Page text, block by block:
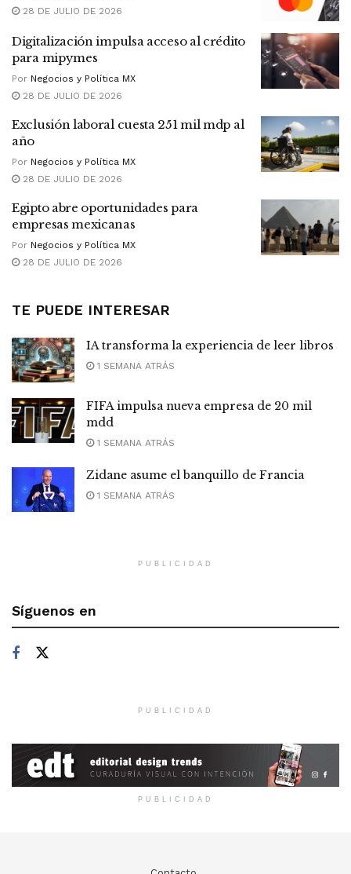
28 DE JULIO DE 2026
Digitalización impulsa acceso al crédito
para mipymes
Por Negocios y Política MX
28 DE JULIO DE 2026
Exclusión laboral cuesta 251 mil mdp al
año
Por Negocios y Política MX
28 DE JULIO DE 2026
Egipto abre oportunidades para
empresas mexicanas
Por Negocios y Política MX
28 DE JULIO DE 2026
TE PUEDE INTERESAR
IA transforma la experiencia de leer libros
1 SEMANA ATRÁS
FIFA impulsa nueva empresa de 20 mil
mdd
1 SEMANA ATRÁS
Zidane asume el banquillo de Francia
1 SEMANA ATRÁS
PUBLICIDAD
Síguenos en
PUBLICIDAD
PUBLICIDAD